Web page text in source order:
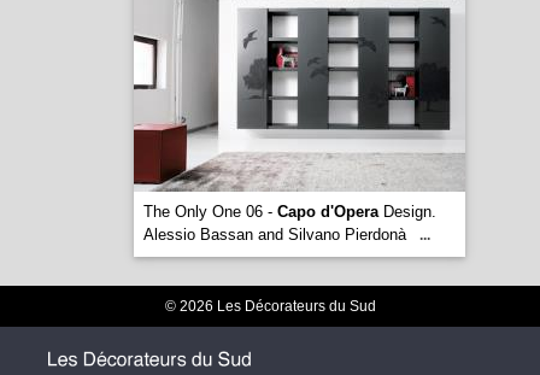
The Only One 06 - Capo d'OperaDesign.
Alessio Bassan and Silvano Pierdonà
...
© 2026 Les Décorateurs du Sud